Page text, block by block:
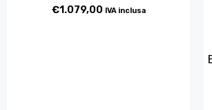
€1.079,00 IVA inclusa